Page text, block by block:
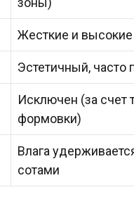
Жесткие и
Эстетичный, часто
Исключен (за счет
формовки)
Влага
сотами